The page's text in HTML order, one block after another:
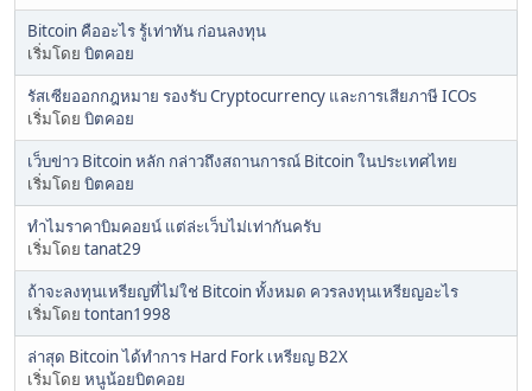
Bitcoin คืออะไร รู้เท่าทัน ก่อนลงทุน
เริ่มโดย บิตคอย
รัสเซียออกกฎหมาย รองรับ Cryptocurrency และการเสียภาษี ICOs
เริ่มโดย บิตคอย
เว็บข่าว Bitcoin หลัก กล่าวถึงสถานการณ์ Bitcoin ในประเทศไทย
เริ่มโดย บิตคอย
ทำไมราคาบิมคอยน์ แต่ล่ะเว็บไม่เท่ากันครับ
เริ่มโดย tanat29
ถ้าจะลงทุนเหรียญที่ไม่ใช่ Bitcoin ทั้งหมด ควรลงทุนเหรียญอะไร
เริ่มโดย tontan1998
ล่าสุด Bitcoin ได้ทำการ Hard Fork เหรียญ B2X
เริ่มโดย หนูน้อยบิตคอย